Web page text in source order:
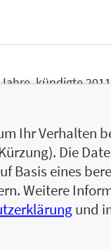
kündigte
den Himalaya –
Antwort: »Mit
Blümm
Ihr Verhalten
Die
eines
Weitere
und